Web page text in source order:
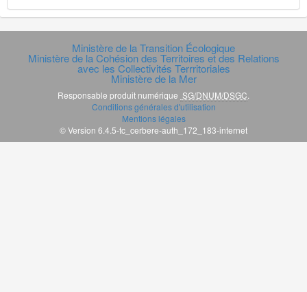
Ministère de la Transition Écologique
Ministère de la Cohésion des Territoires et des Relations
avec les Collectivités Terrritoriales
Ministère de la Mer
Responsable produit numérique SG/DNUM/DSGC.
Conditions générales d'utilisation
Mentions légales
© Version 6.4.5-tc_cerbere-auth_172_183-internet